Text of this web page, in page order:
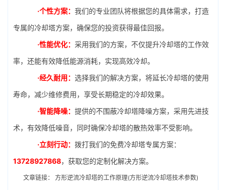
·个性方案： 我们的专业团队将根据您的具体需求，打造
专属的冷却塔方案，确保您的投资获得最佳回报。
·性能优化： 采用我们的方案，不仅提升冷却塔的工作效
率，还能有效降低能源消耗，实现高效冷却。
·经久耐用： 选择我们的解决方案，将延长冷却塔的使用
寿命，减少维修费用，享受长期稳定的冷却效果。
·智能降噪： 提供的不围蔽冷却塔降噪方案，采用先进技
术，有效降低噪音，同时确保冷却塔的散热效率不受影响。
·立刻行动： 拨打我们的免费冷却塔专属方案：
13728927868，获取您的定制化解决方案。
文章链接： 方形逆流冷却塔的工作原理(方形逆流冷却塔技术参数)